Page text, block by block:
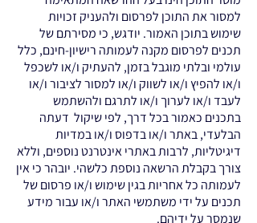
למסור את התוכן לפרסום ולהעניק זכויות
שימוש בתוכן האמור. יודגש, כי מסירתם של
תכנים לפרסום מקנה לעמותה רישיון-חינם, כלל
עולמי ובלתי מוגבל בזמן, להעתיק ו/או לשכפל
ו/או להפיץ ו/או לשווק ו/או למסור לציבור ו/או
לעבד ו/או לערוך ו/או לתרגם ולהשתמש
בתכנים כאמור בכל דרך, לפי שיקול דעתה
הבלעדי, באתר ו/או בדפוס ו/או במדיות
דיגיטליות, לרבות באתרי אינטרנט נוספים, וללא
צורך בקבלת הרשאה נוספת כלשהי. יובהר כי אין
לעמותה כל אחריות בגין שימוש ו/או פרסום של
תכנים על ידי משתמשי האתר ו/או עבור מידע
שנמסר על ידיהם.